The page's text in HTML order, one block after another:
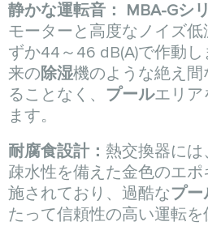
静かな運転音：
MBA-Gシ
モーターと高度なノイズ
ずか44～46 dB(A)で作動
来の除湿機のような絶え
ることなく、 プールエリア
ます。
耐腐食設計： 熱交換器には
疎水性を備えた金色のエ
施されており、過酷なプー
たって信頼性の高い運転を